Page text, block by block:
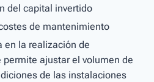
del capital invertido
de mantenimiento
en la realización de
ajustar el volumen de
de las instalaciones